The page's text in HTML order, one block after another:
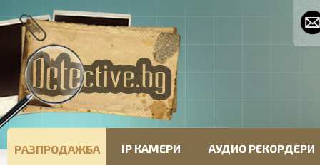
РАЗПРОДАЖБА IP КАМЕРИ АУДИО РЕКОРДЕРИ